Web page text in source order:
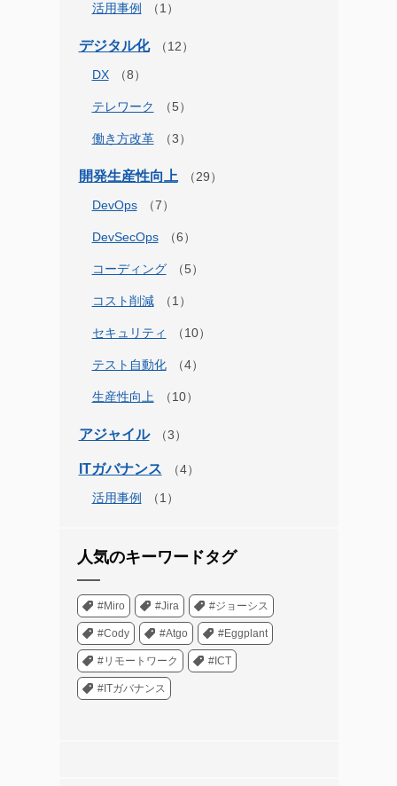
活用事例
デジタル化
DX
テレワーク
働き方改革
開発生産性向上
DevOps
DevSecOps
コーディング
コスト削減
セキュリティ
テスト自動化
生産性向上
アジャイル
ITガバナンス
活用事例
人気のキーワードタグ
#Miro #Jira #ジョーシス
#Cody #Atgo #Eggplant
#リモートワーク #ICT
#ITガバナンス